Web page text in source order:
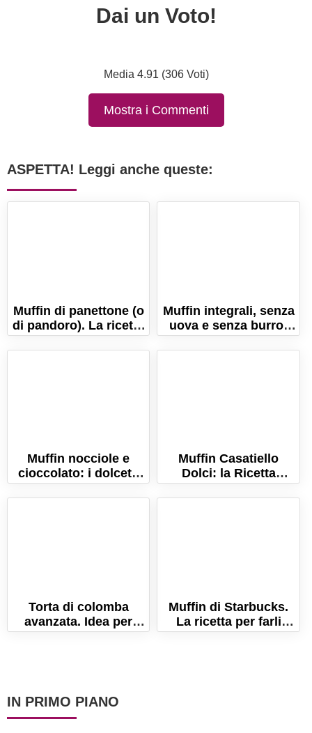
Dai un Voto!
Media 4.91 (306 Voti)
Mostra i Commenti
ASPETTA! Leggi anche queste:
Muffin di panettone (o
di pandoro). La ricetta
pronta in 5 minuti!
Muffin integrali, senza
uova e senza burro!
La ricetta perfetta!
Muffin nocciole e
cioccolato: i dolcetti
soffici e golosi, amati
dai bambini!
Muffin Casatiello
Dolci: la Ricetta
Napoletana per la
Pasqua
Torta di colomba
avanzata. Idea per
riciclare i dolci di
Muffin di Starbucks.
La ricetta per farli
come gli originali!
IN PRIMO PIANO